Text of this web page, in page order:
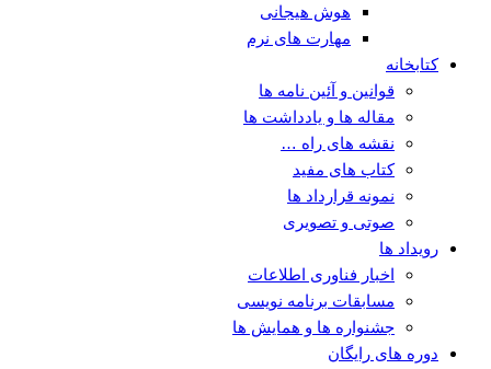
هوش هیجانی
مهارت های نرم
کتابخانه
قوانین و آئین نامه ها
مقاله ها و یادداشت ها
نقشه های راه …
کتاب های مفید
نمونه قرارداد ها
صوتی و تصویری
رویداد ها
اخبار فناوری اطلاعات
مسابقات برنامه نویسی
جشنواره ها و همایش ها
دوره های رایگان